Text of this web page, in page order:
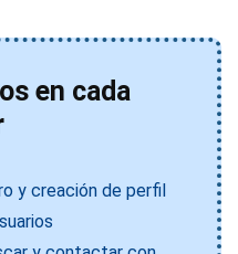
en cada
y creación de perfil